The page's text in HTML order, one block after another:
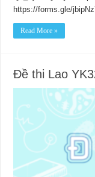
https://forms.gle/
Read More »
Đề thi Lao